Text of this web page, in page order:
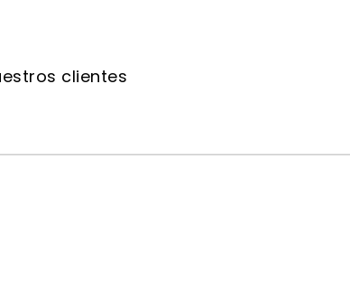
clientes